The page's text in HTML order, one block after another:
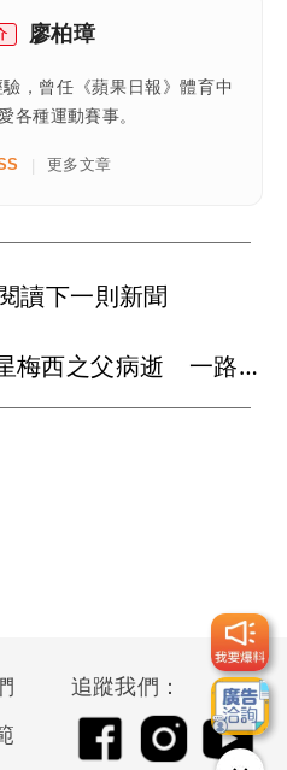
廖柏璋
，曾任《蘋果日報》體育中
各種運動賽事。
| 更多文章
讀下一則新聞
悲傷父親節！超級球星梅西之父病逝 一路陪伴兒子闖蕩足壇
追蹤我們：